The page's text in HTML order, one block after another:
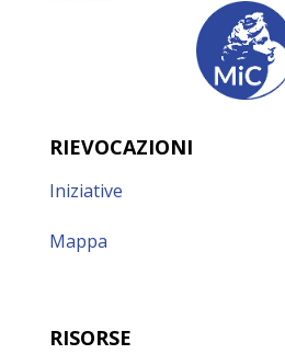
RIEVOCAZIONI
Iniziative
Mappa
RISORSE